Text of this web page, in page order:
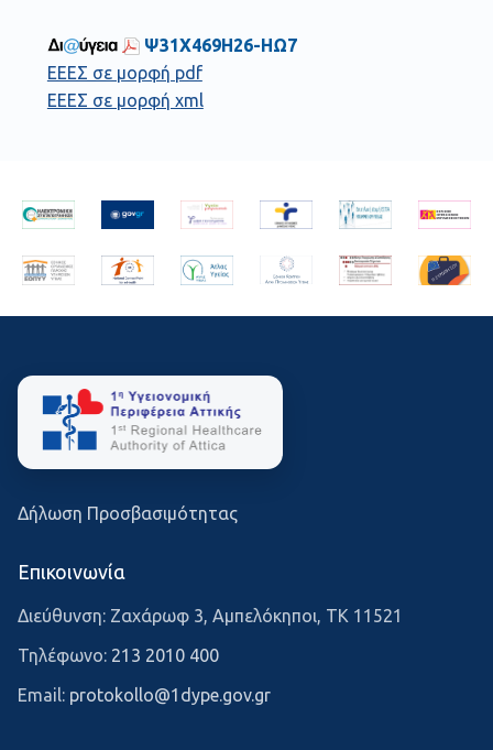
Ψ31Χ469Η26-ΗΩ7
ΕΕΕΣ σε μορφή pdf
ΕΕΕΣ σε μορφή xml
Δήλωση Προσβασιμότητας
Επικοινωνία
Διεύθυνση: Ζαχάρωφ 3, Αμπελόκηποι, ΤΚ 11521
Τηλέφωνο: 213 2010 400
Email: protokollo@1dype.gov.gr